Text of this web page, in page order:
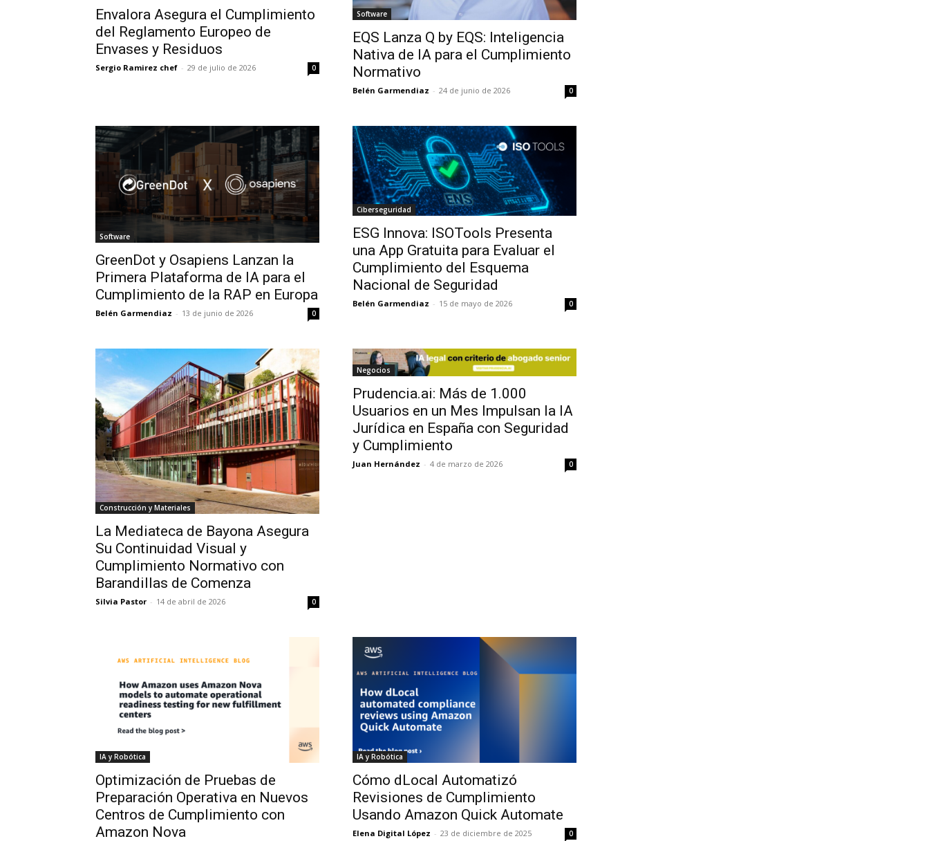
Envalora Asegura el Cumplimiento
del Reglamento Europeo de
Envases y Residuos
Sergio Ramirez chef - 29 de julio de 2026 0
Software
EQS Lanza Q by EQS: Inteligencia
Nativa de IA para el Cumplimiento
Normativo
Belén Garmendiaz - 24 de junio de 2026 0
Software
GreenDot y Osapiens Lanzan la
Primera Plataforma de IA para el
Cumplimiento de la RAP en Europa
Belén Garmendiaz - 13 de junio de 2026 0
Ciberseguridad
ESG Innova: ISOTools Presenta
una App Gratuita para Evaluar el
Cumplimiento del Esquema
Nacional de Seguridad
Belén Garmendiaz - 15 de mayo de 2026 0
Construcción y Materiales
La Mediateca de Bayona Asegura
Su Continuidad Visual y
Cumplimiento Normativo con
Barandillas de Comenza
Silvia Pastor - 14 de abril de 2026 0
Negocios
Prudencia.ai: Más de 1.000
Usuarios en un Mes Impulsan la IA
Jurídica en España con Seguridad
y Cumplimiento
Juan Hernández - 4 de marzo de 2026 0
IA y Robótica
Optimización de Pruebas de
Preparación Operativa en Nuevos
Centros de Cumplimiento con
Amazon Nova
IA y Robótica
Cómo dLocal Automatizó
Revisiones de Cumplimiento
Usando Amazon Quick Automate
Elena Digital López - 23 de diciembre de 2025 0